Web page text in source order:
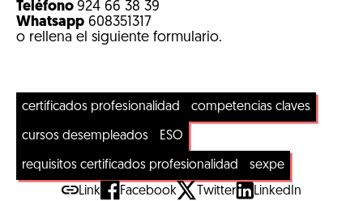
Teléfono 924 66 38 39
Whatsapp 608351317
o rellena el siguiente formulario.
certificados profesionalidad competencias claves
cursos desempleados ESO
requisitos certificados profesionalidad
sexpe
Link
Facebook Twitter LinkedIn